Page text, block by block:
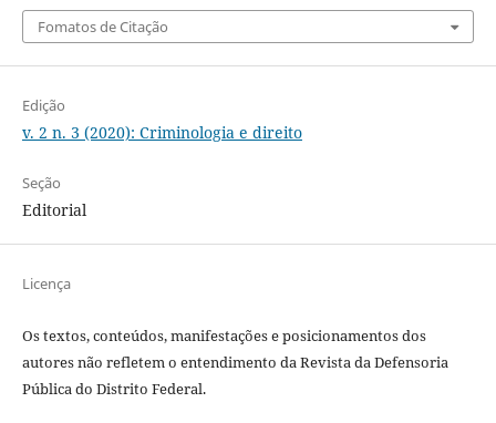
Fomatos de Citação
Edição
v. 2 n. 3 (2020): Criminologia e direito
Seção
Editorial
Licença
Os textos, conteúdos, manifestações e posicionamentos dos
autores não refletem o entendimento da Revista da Defensoria
Pública do Distrito Federal.